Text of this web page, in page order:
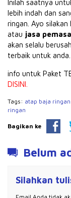
Inilah saatnya
lebih indah dan
ringan. Ayo
atau jasa
akan selalu
terbaik untuk anda.
info untuk Paket
DISINI.
Tags: atap baja
ringan
Bagikan ke
Belum
Silahkan